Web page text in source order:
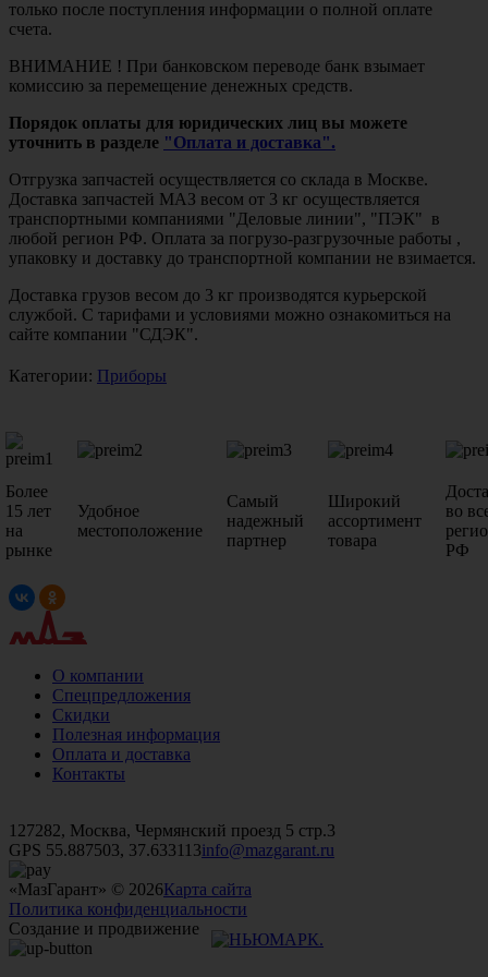
только после поступления информации о полной оплате
счета.
ВНИМАНИЕ ! При банковском переводе банк взымает
комиссию за перемещение денежных средств.
Порядок оплаты для юридических лиц вы можете
уточнить в разделе "Оплата и доставка".
Отгрузка запчастей осуществляется со склада в Москве.
Доставка запчастей МАЗ весом от 3 кг осуществляется
транспортными компаниями "Деловые линии", "ПЭК" в
любой регион РФ. Оплата за погрузо-разгрузочные работы ,
упаковку и доставку до транспортной компании не взимается.
Доставка грузов весом до 3 кг производятся курьерской
службой. С тарифами и условиями можно ознакомиться на
сайте компании "СДЭК".
Категории: Приборы
Более
15 лет
на
рынке
Удобное
местоположение
Самый
надежный
партнер
Широкий
ассортимент
товара
во
РФ
О компании
Спецпредложения
Скидки
Полезная информация
Оплата и доставка
Контакты
127282, Москва, Чермянский проезд 5 стр.3
GPS 55.887503, 37.633113info@mazgarant.ru
«МазГарант» © 2026Карта сайта
Политика конфиденциальности
Создание и продвижение